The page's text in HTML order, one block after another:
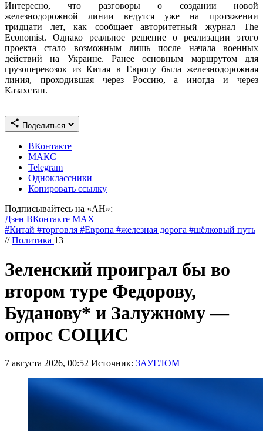
Интересно, что разговоры о создании новой
железнодорожной линии ведутся уже на протяжении
тридцати лет, как сообщает авторитетный журнал The
Economist. Однако реальное решение о реализации этого
проекта стало возможным лишь после начала военных
действий на Украине. Ранее основным маршрутом для
грузоперевозок из Китая в Европу была железнодорожная
линия, проходившая через Россию, а иногда и через
Казахстан.
Поделиться
ВКонтакте
МАКС
Telegram
Одноклассники
Копировать ссылку
Подписывайтесь на «АН»:
Дзен ВКонтакте МАХ
#Китай #торговля #Европа #железная дорога #шёлковый путь
// Политика 13+
Зеленский проиграл бы во
втором туре Федорову,
Буданову* и Залужному —
опрос СОЦИС
7 августа 2026, 00:52 Источник: ЗАУГЛОМ